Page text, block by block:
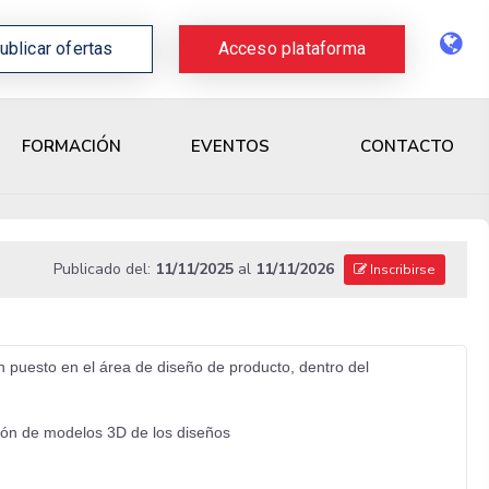
ofertas Acceso plataforma
FORMACIÓN EVENTOS CONTACTO
Publicado del: 11/11/2025al 11/11/2026 Inscribirse
en el área de diseño de producto, dentro del
de modelos 3D de los diseños